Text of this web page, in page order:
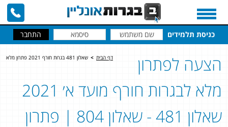
כניסת תלמידים
דף הבית > שאלון 481 בגרות חורף 2021 פתרון מלא
הצעה לפתרון
מלא לבגרות חורף מועד א׳ 2021
שאלון 481 - שאלון 804 | פתרון